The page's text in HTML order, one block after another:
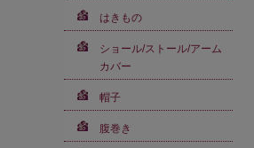
はきもの
ショール/ストール/アーム
カバー
帽子
腹巻き